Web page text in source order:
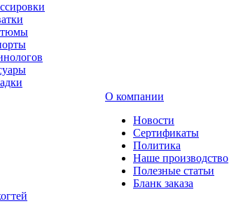
О компании
Новости
Сертификаты
Политика
Наше производство
Полезные статьи
Бланк заказа